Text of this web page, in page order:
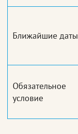
Ближайшие даты
Обязательное
условие